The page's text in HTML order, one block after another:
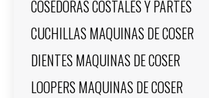
COSEDORAS COSTALES Y PARTES
CUCHILLAS MAQUINAS DE COSER
DIENTES MAQUINAS DE COSER
LOOPERS MAQUINAS DE COSER